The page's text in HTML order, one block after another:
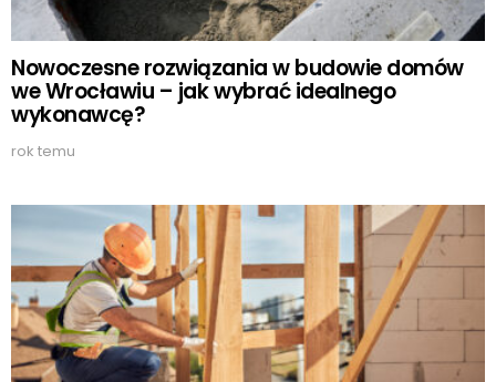
Nowoczesne rozwiązania w budowie domów
we Wrocławiu – jak wybrać idealnego
wykonawcę?
rok temu